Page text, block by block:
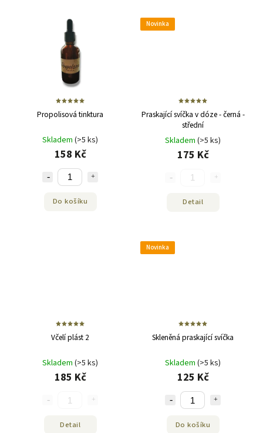
Propolisová tinktura
Skladem (>5 ks)
158 Kč
Do košíku
Novinka
Praskající svíčka v dóze - černá -
střední
Skladem (>5 ks)
175 Kč
Detail
Včelí plást 2
Skladem (>5 ks)
185 Kč
Detail
Novinka
Skleněná praskající svíčka
Skladem (>5 ks)
125 Kč
Do košíku